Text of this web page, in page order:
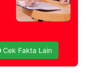
Cek Fakta Lain